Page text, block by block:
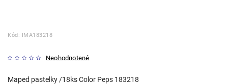
Kód: IMA183218
Neohodnotené
Maped pastelky /18ks Color Peps 183218